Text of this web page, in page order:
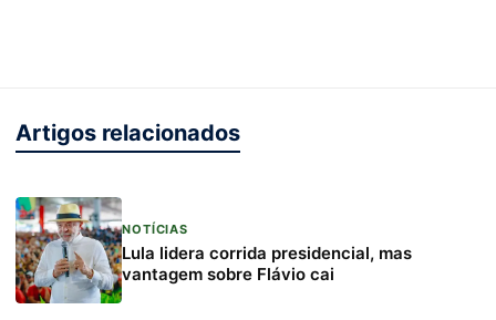
Artigos relacionados
NOTÍCIAS
Lula lidera corrida presidencial, mas
vantagem sobre Flávio cai